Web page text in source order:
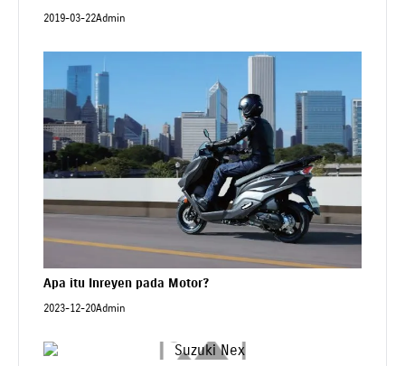
2019-03-22Admin
Apa itu Inreyen pada Motor?
2023-12-20Admin